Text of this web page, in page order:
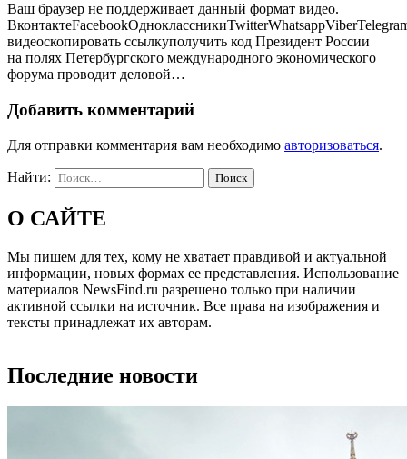
Ваш браузер не поддерживает данный формат видео.
видеоскопировать ссылкуполучить код Президент России
на полях Петербургского международного экономического
форума проводит деловой…
Добавить комментарий
Для отправки комментария вам необходимо авторизоваться.
Найти:
О САЙТЕ
Мы пишем для тех, кому не хватает правдивой и актуальной
информации, новых формах ее представления. Использование
материалов NewsFind.ru разрешено только при наличии
активной ссылки на источник. Все права на изображения и
тексты принадлежат их авторам.
Последние новости